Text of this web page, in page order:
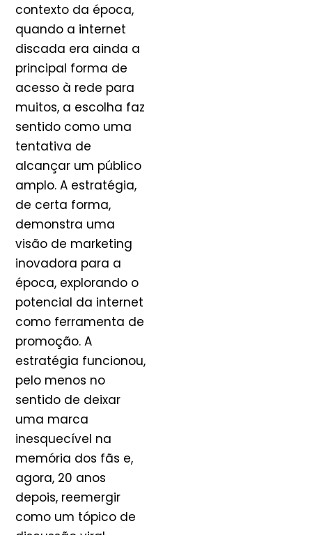
contexto da época,
quando a internet
discada era ainda a
principal forma de
acesso à rede para
muitos, a escolha faz
sentido como uma
tentativa de
alcançar um público
amplo. A estratégia,
de certa forma,
demonstra uma
visão de marketing
inovadora para a
época, explorando o
potencial da internet
como ferramenta de
promoção. A
estratégia funcionou,
pelo menos no
sentido de deixar
uma marca
inesquecível na
memória dos fãs e,
agora, 20 anos
depois, reemergir
como um tópico de